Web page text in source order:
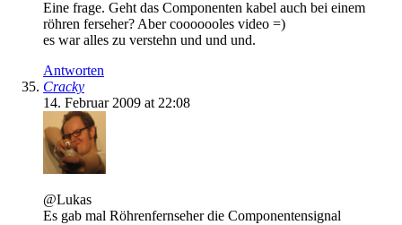
Eine frage. Geht das Componenten kabel auch bei einem
röhren ferseher? Aber cooooooles video =)
es war alles zu verstehn und und und.
Antworten
Cracky
14. Februar 2009 at 22:08
@Lukas
Es gab mal Röhrenfernseher die Componentensignal